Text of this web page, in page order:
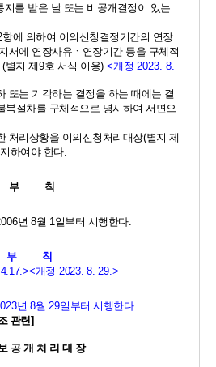
지를 받은 날 또는 비공개결정이 있는
항에 의하여 이의신청결정기간의 연장
서에 연장사유ㆍ연장기간 등을 구체적
별지 제9호 서식 이용) <개정 2023. 8.
또는 기각하는 결정을 하는 때에는 결
복절차를 구체적으로 명시하여 서면으
처리상황을 이의신청처리대장(별지 제
하여야 한다.
부         칙
년 8월 1일부터 시행한다.
부         칙
개정 2023. 8. 29.>
년 8월 29일부터 시행한다.
관련]
공 개 처 리 대 장